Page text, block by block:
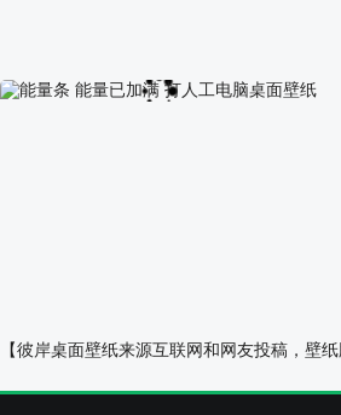
丝瓜 小清新 创意绘画 护眼 心向阳光一路徜
【彼岸桌面壁纸来源互联网和网友投稿，壁